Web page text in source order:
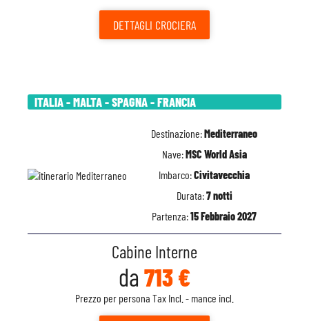
DETTAGLI CROCIERA
ITALIA - MALTA - SPAGNA - FRANCIA
Destinazione:Mediterraneo
Nave:MSC World Asia
Imbarco:Civitavecchia
Durata:7 notti
Partenza:15 Febbraio 2027
Cabine Interne
da 713 €
Prezzo per persona Tax Incl. - mance incl.